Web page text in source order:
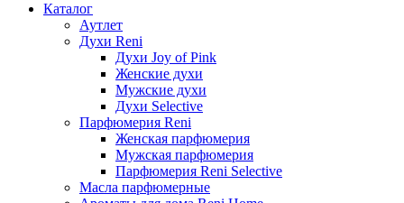
Каталог
Аутлет
Духи Reni
Духи Joy of Pink
Женские духи
Мужские духи
Духи Selective
Парфюмерия Reni
Женская парфюмерия
Мужская парфюмерия
Парфюмерия Reni Selective
Масла парфюмерные